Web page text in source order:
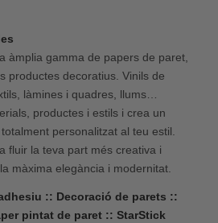
àmplia gamma de papers de paret,
productes decoratius. Vinils de
làmines i quadres, llums…
productes i estils i crea un
personalitzat al teu estil.
fluir la teva part més creativa i
màxima elegància i modernitat.
:: Decoració de parets ::
pintat de paret :: StarStick